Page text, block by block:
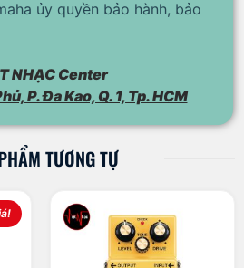
ủy quyền bảo hành, bảo
NHẠC Center
P. Đa Kao, Q. 1, Tp. HCM
TƯƠNG TỰ